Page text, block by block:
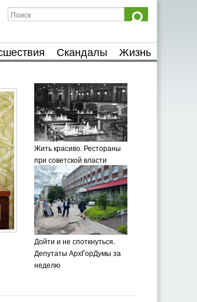
Скандалы Жизнь
Жить красиво. Рестораны
при советской власти
Дойти и не споткнуться.
Депутаты АрхГорДумы за
неделю